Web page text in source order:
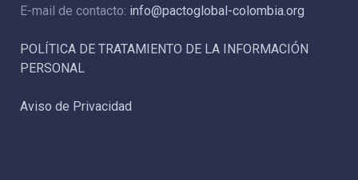
E-mail de contacto: info@pactoglobal-colombia.org
POLÍTICA DE TRATAMIENTO DE LA INFORMACIÓN
PERSONAL
Aviso de Privacidad